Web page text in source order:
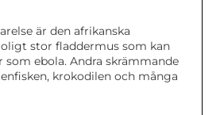
är den afrikanska
stor fladdermus som kan
som ebola. Andra skrämmande
krokodilen och många